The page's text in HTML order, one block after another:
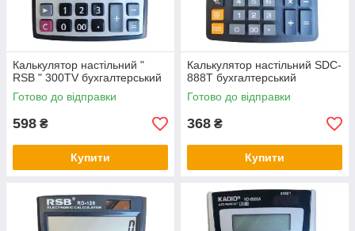
Калькулятор настільний "
RSB " 300TV бухгалтерський
Готово до відправки
598 ₴
Купити
Калькулятор настільний SDC-
888T бухгалтерський
Готово до відправки
368 ₴
Купити